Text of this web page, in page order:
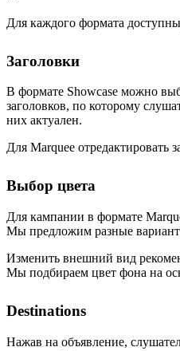
Для каждого формата
Заголовки
В формате Showcase можно
заголовков, по которому
них актуален.
Для Marquee отредактировать
Выбор цвета
Для кампании в формате
Мы предложим разные
Изменить внешний вид
Мы подбираем цвет фона на
Destinations
Нажав на объявление,